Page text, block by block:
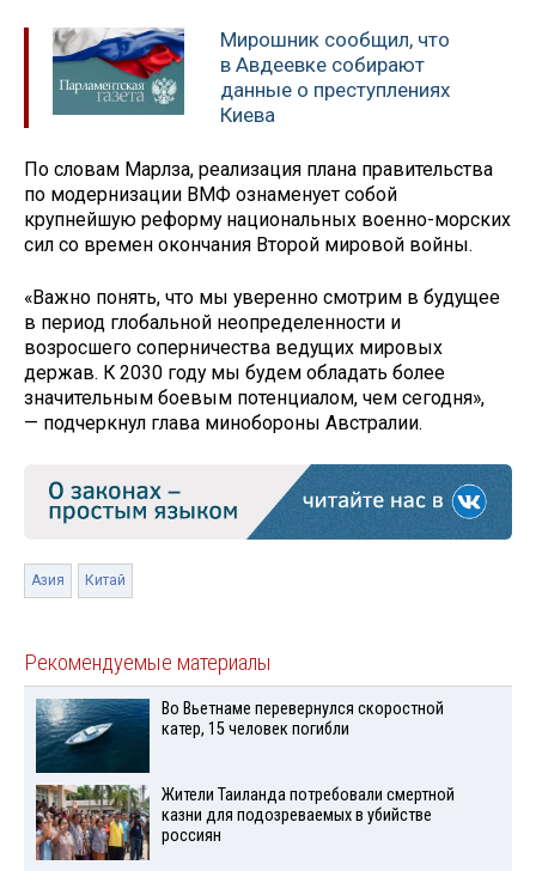
Мирошник сообщил, что
в Авдеевке собирают
данные о преступлениях
Киева
По словам Марлза, реализация плана правительства
по модернизации ВМФ ознаменует собой
крупнейшую реформу национальных военно-морских
сил со времен окончания Второй мировой войны.
«Важно понять, что мы уверенно смотрим в будущее
в период глобальной неопределенности и
возросшего соперничества ведущих мировых
держав. К 2030 году мы будем обладать более
значительным боевым потенциалом, чем сегодня»,
— подчеркнул глава минобороны Австралии.
Азия Китай
Рекомендуемые материалы
Во Вьетнаме перевернулся скоростной
катер, 15 человек погибли
Жители Таиланда потребовали смертной
казни для подозреваемых в убийстве
россиян